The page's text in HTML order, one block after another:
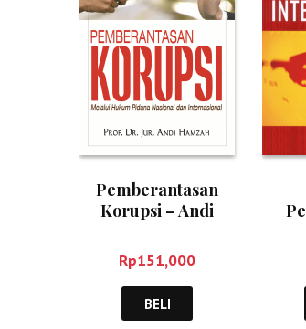
Pemberantasan
Korupsi – Andi
Rp151,000
BELI